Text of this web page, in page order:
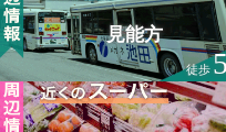
見能方
徒歩